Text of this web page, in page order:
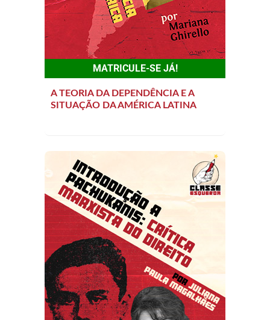
MATRICULE-SE JÁ!
A TEORIA DA DEPENDÊNCIA E A
SITUAÇÃO DA AMÉRICA LATINA